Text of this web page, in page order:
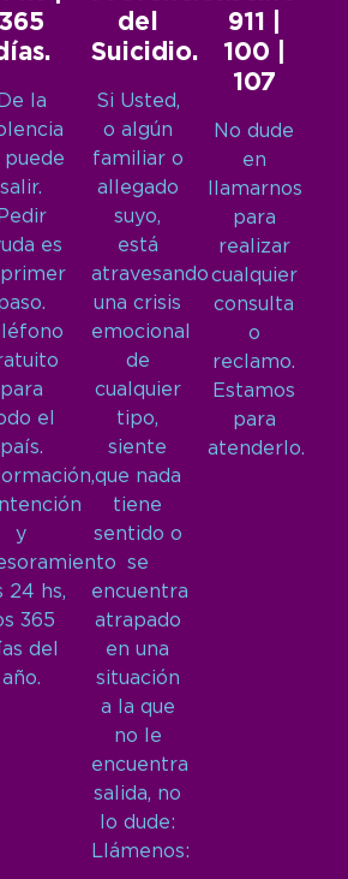
365
De la
puede
salir.
Pedir
es
para
el
país.
y
24 hs,
365
del
año.
del
Suicidio.
Si Usted,
o algún
familiar o
allegado
suyo,
está
atravesando
una crisis
emocional
de
cualquier
tipo,
siente
que nada
tiene
sentido o
se
encuentra
atrapado
en una
situación
a la que
no le
encuentra
salida, no
lo dude:
Llámenos:
911 |
100 |
107
No dude
en
llamarnos
para
realizar
cualquier
consulta
o
reclamo.
Estamos
para
atenderlo.